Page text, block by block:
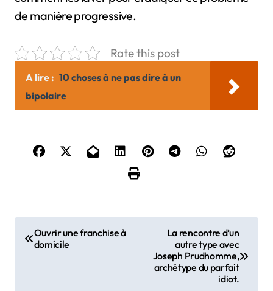
de manière progressive.
Rate this post
A lire : 10 choses à ne pas dire à un
bipolaire
N Ouvrir une franchise à
domicile
La rencontre d’un
autre type avec
Joseph Prudhomme,
archétype du parfait
idiot.